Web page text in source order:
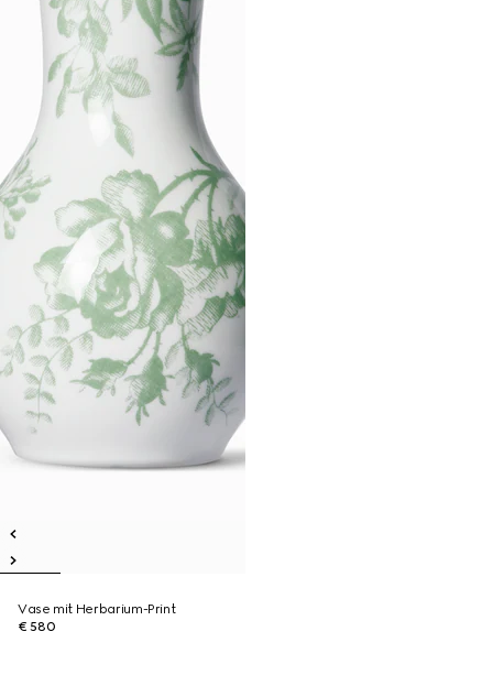
Vase mit Herbarium-Print
€ 580